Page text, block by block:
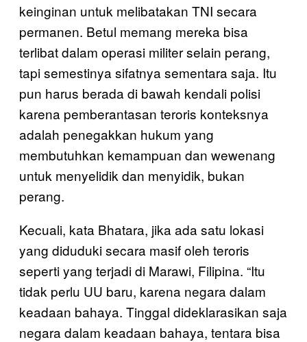
keinginan untuk melibatakan TNI secara
permanen. Betul memang mereka bisa
terlibat dalam operasi militer selain perang,
tapi semestinya sifatnya sementara saja. Itu
pun harus berada di bawah kendali polisi
karena pemberantasan teroris konteksnya
adalah penegakkan hukum yang
membutuhkan kemampuan dan wewenang
untuk menyelidik dan menyidik, bukan
perang.
Kecuali, kata Bhatara, jika ada satu lokasi
yang diduduki secara masif oleh teroris
seperti yang terjadi di Marawi, Filipina. “Itu
tidak perlu UU baru, karena negara dalam
keadaan bahaya. Tinggal dideklarasikan saja
negara dalam keadaan bahaya, tentara bisa